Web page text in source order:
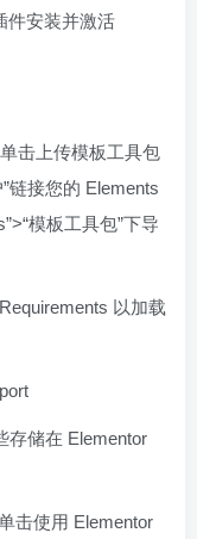
件安装并激活
击上传模板工具包
链接您的 Elements
模板工具包”下导
以加载
存储在 Elementor
击使用 Elementor